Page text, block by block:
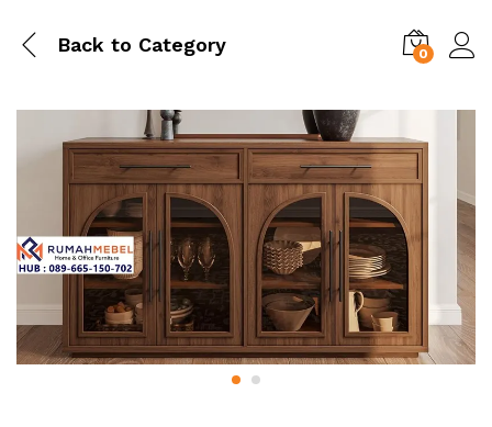
Back to Category 0